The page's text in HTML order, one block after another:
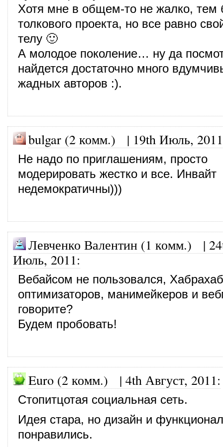
Хотя мне в общем-то не жалко, тем
толкового проекта, но все равно
телу 🙂
А молодое поколение… ну да
найдется достаточно много
жадных авторов :).
bulgar (2 комм.) | 19th Июль, 2011
Не надо по приглашениям, просто
модерировать жестко и все. Инвайт
недемократичны)))
Левченко Валентин (1 комм.) |
Июль, 2011:
Вебайсом не пользовался,
оптимизаторов, манимейкеров и
говорите?
Будем пробовать!
Euro (2 комм.) | 4th Август, 2011:
Стопитцотая социальная сеть.
Идея стара, но дизайн и
понравились.